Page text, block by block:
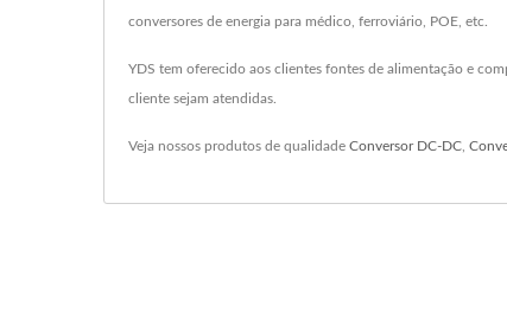
conversores de energia para médico, ferroviário, POE, etc.
YDS tem oferecido aos clientes fontes de alimentação e
cliente sejam atendidas.
Veja nossos produtos de qualidade Conversor DC-DC